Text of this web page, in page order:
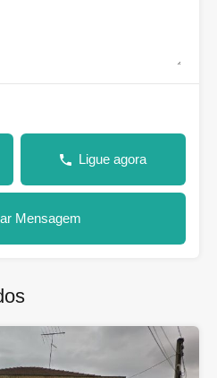
Ligue agora
Mensagem